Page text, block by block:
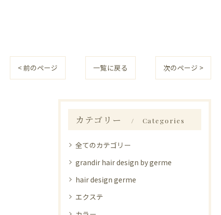
< 前のページ 一覧に戻る 次のページ >
カテゴリー Categories
全てのカテゴリー
grandir hair design by germe
hair design germe
エクステ